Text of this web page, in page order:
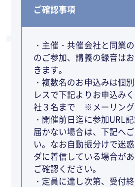
ご確認事項
・主催・共催会社と同業
のご参加、講義の録音は
きます。
・複数名のお申込みは個
レスで下記よりお申込み
社３名まで ※メーリング
・開催前日迄に参加URL
届かない場合は、下記へ
い。なお自動振分けで迷
ダに着信している場合が
ご確認ください。
・定員に達し次第、受付